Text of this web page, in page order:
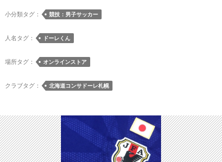
く
ん
と
い
小分類タグ： 競技：男子サッカー
人名タグ： ドーレくん
場所タグ： オンラインストア
クラブタグ： 北海道コンサドーレ札幌